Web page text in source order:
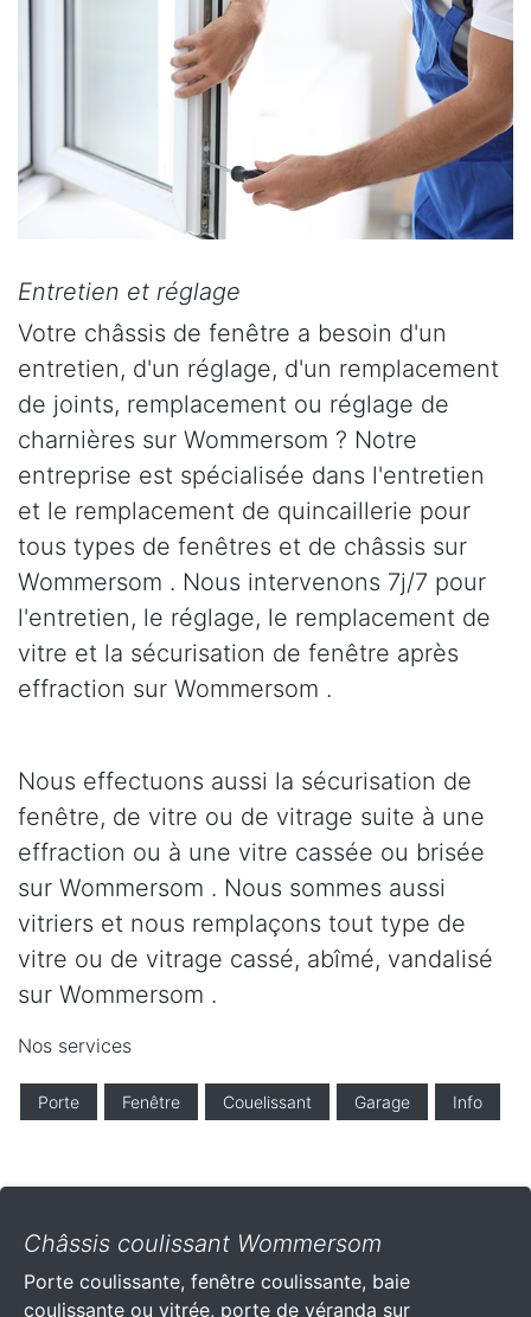
Entretien et réglage
Votre châssis de fenêtre a besoin d'un
entretien, d'un réglage, d'un remplacement
de joints, remplacement ou réglage de
charnières sur Wommersom ? Notre
entreprise est spécialisée dans l'entretien
et le remplacement de quincaillerie pour
tous types de fenêtres et de châssis sur
Wommersom . Nous intervenons 7j/7 pour
l'entretien, le réglage, le remplacement de
vitre et la sécurisation de fenêtre après
effraction sur Wommersom .
Nous effectuons aussi la sécurisation de
fenêtre, de vitre ou de vitrage suite à une
effraction ou à une vitre cassée ou brisée
sur Wommersom . Nous sommes aussi
vitriers et nous remplaçons tout type de
vitre ou de vitrage cassé, abîmé, vandalisé
sur Wommersom .
Nos services
Porte Fenêtre Couelissant Garage Info
Châssis coulissant Wommersom
Porte coulissante, fenêtre coulissante, baie
coulissante ou vitrée, porte de véranda sur